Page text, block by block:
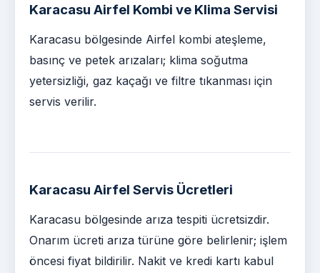
Karacasu Airfel Kombi ve Klima Servisi
Karacasu bölgesinde Airfel kombi ateşleme,
basınç ve petek arızaları; klima soğutma
yetersizliği, gaz kaçağı ve filtre tıkanması için
servis verilir.
Karacasu Airfel Servis Ücretleri
Karacasu bölgesinde arıza tespiti ücretsizdir.
Onarım ücreti arıza türüne göre belirlenir; işlem
öncesi fiyat bildirilir. Nakit ve kredi kartı kabul